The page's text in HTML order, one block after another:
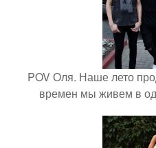
POV Оля. Наше лето
времен мы живем в